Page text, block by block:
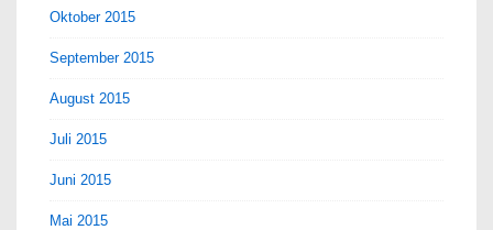
Oktober 2015
September 2015
August 2015
Juli 2015
Juni 2015
Mai 2015